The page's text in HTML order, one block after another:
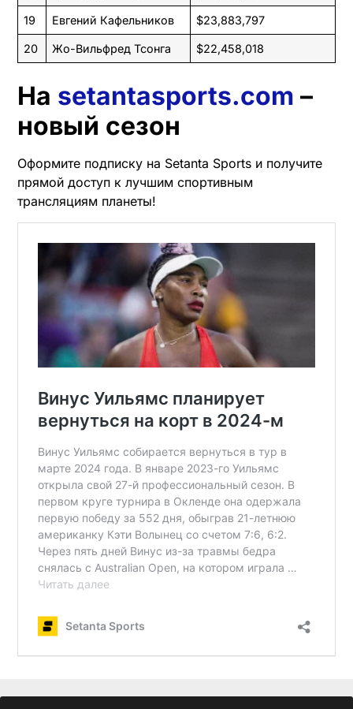
19 Евгений Кафельников $23,883,797
20 Жо-Вильфред Тсонга $22,458,018
На setantasports.com –
новый сезон
Оформите подписку на Setanta Sports и получите
прямой доступ к лучшим спортивным
трансляциям планеты!